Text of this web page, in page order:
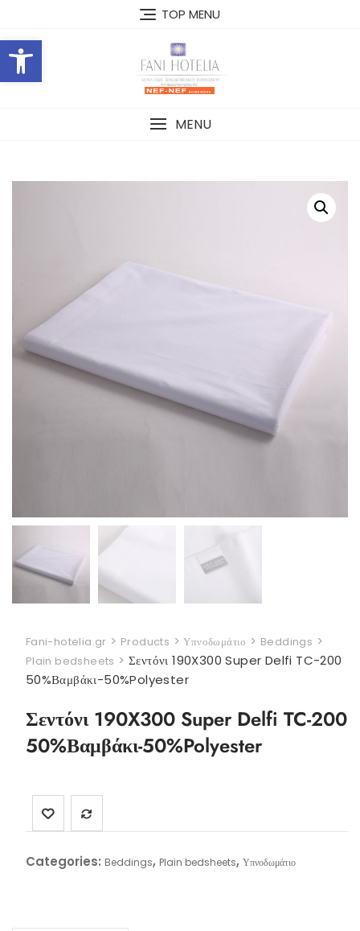
Open toolbar
content
TOP MENU
MENU
Fani-hotelia.gr > Products >Υπνοδωμάτιο > Beddings >
Plain bedsheets > Σεντόνι 190X300 Super Delfi TC-200
50%Βαμβάκι-50%Polyester
Σεντόνι 190X300 Super Delfi TC-200
50%Βαμβάκι-50%Polyester
Categories: Beddings, Plain bedsheets, Υπνοδωμάτιο